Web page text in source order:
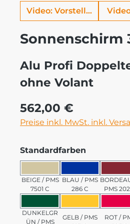
Video: Vorstellung Alu
Sonnenschirm
Alu Profi
ohne Volant
Regulärer Preis:
562,00 €
Preise inkl. MwSt. inkl.
Standardfarben
BEIGE / PMS 7501 C
BEIGE / PMS
7501 C
BLAU / PMS
BLAU / PMS
286 C
PMS
DUNKELGRÜN / PMS
DUNKELGR
ÜN / PMS
GELB / PMS
GELB / PMS
ROT /